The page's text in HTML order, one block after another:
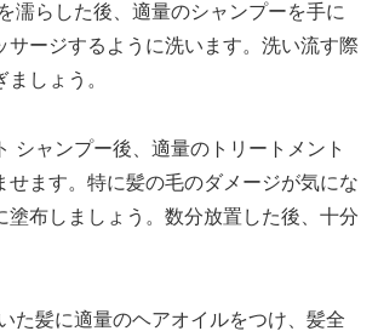
濡らした後、適量のシャンプーを手に
サージするように洗います。洗い流す際
しょう。
シャンプー後、適量のトリートメント
せます。特に髪の毛のダメージが気にな
塗布しましょう。数分放置した後、十分
た髪に適量のヘアオイルをつけ、髪全